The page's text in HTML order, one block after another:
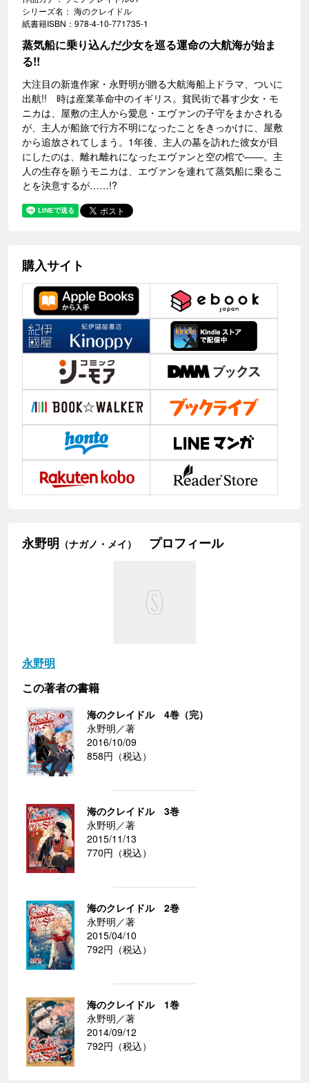
シリーズ名： 海のクレイドル
紙書籍ISBN：978-4-10-771735-1
蒸気船に乗り込んだ少女を巡る運命の大航海が始ま
る!!
大注目の新進作家・永野明が贈る大航海船上ドラマ、ついに
出航!! 時は産業革命中のイギリス。貧民街で暮す少女・モ
ニカは、屋敷の主人から愛息・エヴァンの子守をまかされる
が、主人が船旅で行方不明になったことをきっかけに、屋敷
から追放されてしまう。1年後、主人の墓を訪れた彼女が目
にしたのは、離れ離れになったエヴァンと空の棺で――。主
人の生存を願うモニカは、エヴァンを連れて蒸気船に乗るこ
とを決意するが……!?
購入サイト
永野明 （ナガノ・メイ） プロフィール
永野明
この著者の書籍
海のクレイドル 4巻（完）
永野明／著
2016/10/09
858円（税込）
海のクレイドル 3巻
永野明／著
2015/11/13
770円（税込）
海のクレイドル 2巻
永野明／著
2015/04/10
792円（税込）
海のクレイドル 1巻
永野明／著
2014/09/12
792円（税込）